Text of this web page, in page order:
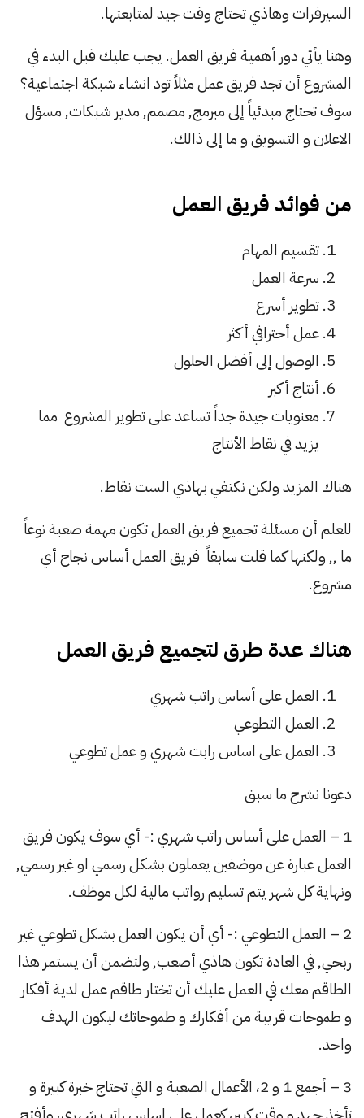
السيرفرات وهاذي تحتاج وقت جيد لمتابعتها.
وهنا يأتي دور أهمية فريق العمل. يجب عليك قبل البدء في
المشروع أن تجد فريق عمل مثلاً تود انشاء شبكة اجتماعية؟
سوف تحتاج مبدئياً إلى مبرمج, مصمم, مدير شبكات, مسؤل
الاعلان و التسويق و ما إلى ذالك.
من فوائد فريق العمل
تقسيم المهام
سرعة العمل
تطوير أسرع
عمل أحترافي أكثر
الوصول إلى أفضل الحلول
أنتاج أكبر
معنويات جيدة جداً تساعد على تطوير المشروع مما
يزيد في نقاط الأنتاج
هناك المزيد ولكن نكتفي بهاذي الست نقاط.
للعلم أن مسئلة تجميع فريق العمل تكون مهمة صعبة نوعاً
ما ,, ولكنها كما قلت سابقاً فريق العمل أساس نجاح أي
مشروع.
هناك عدة طرق لتجميع فريق العمل
العمل على أساس راتب شهري
العمل التطوعي
العمل على اساس رابت شهري و عمل تطوعي
دعونا نشرح ما سبق
1 – العمل على أساس راتب شهري :- أي سوف يكون فريق
العمل عبارة عن موضفين يعملون بشكل رسمي او غير رسمي,
ونهاية كل شهر يتم تسليم رواتب مالية لكل موظف.
2 – العمل التطوعي :- أي أن يكون العمل بشكل تطوعي غير
ربحي, في العادة تكون هاذي أصعب, ولتضمن أن يستمر هذا
الطاقم معك في العمل عليك أن تختار طاقم عمل لدية أفكار
و طموحات قريبة من أفكارك و طموحاتك ليكون الهدف
واحد.
3 – أجمع 1 و 2، الأعمال الصعبة و التي تحتاج خبرة كبيرة و